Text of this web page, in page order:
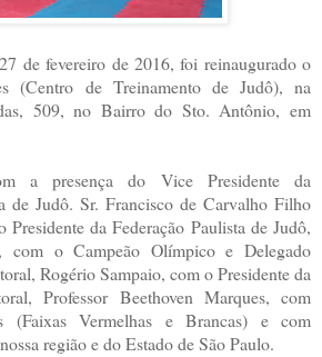
de fevereiro de 2016, foi reinaugurado o
(Centro de Treinamento de Judô), na
509, no Bairro do Sto. Antônio, em
a presença do Vice Presidente da
de Judô. Sr. Francisco de Carvalho Filho
da Federação Paulista de Judô,
com o Campeão Olímpico e Delegado
Rogério Sampaio, com o Presidente da
Professor Beethoven Marques, com
(Faixas Vermelhas e Brancas) e com
região e do Estado de São Paulo.